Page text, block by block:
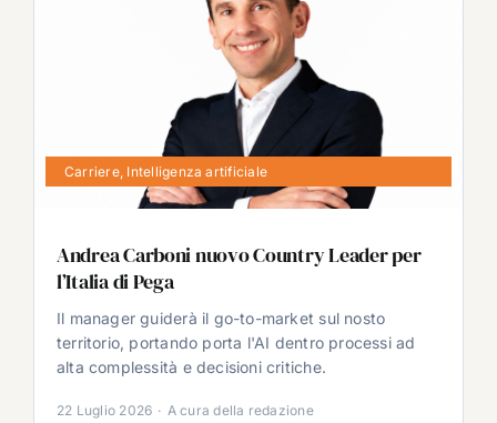
Carriere, Intelligenza artificiale
Andrea Carboni nuovo Country Leader per
l’Italia di Pega
Il manager guiderà il go-to-market sul nosto
territorio, portando porta l'AI dentro processi ad
alta complessità e decisioni critiche.
22 Luglio 2026 · A cura della redazione